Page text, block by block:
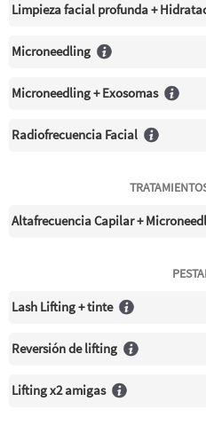
Limpieza facial profunda +
Microneedling
Microneedling + Exosomas
Radiofrecuencia Facial
Altafrecuencia Capilar +
Lash Lifting + tinte
Reversión de lifting
Lifting x2 amigas